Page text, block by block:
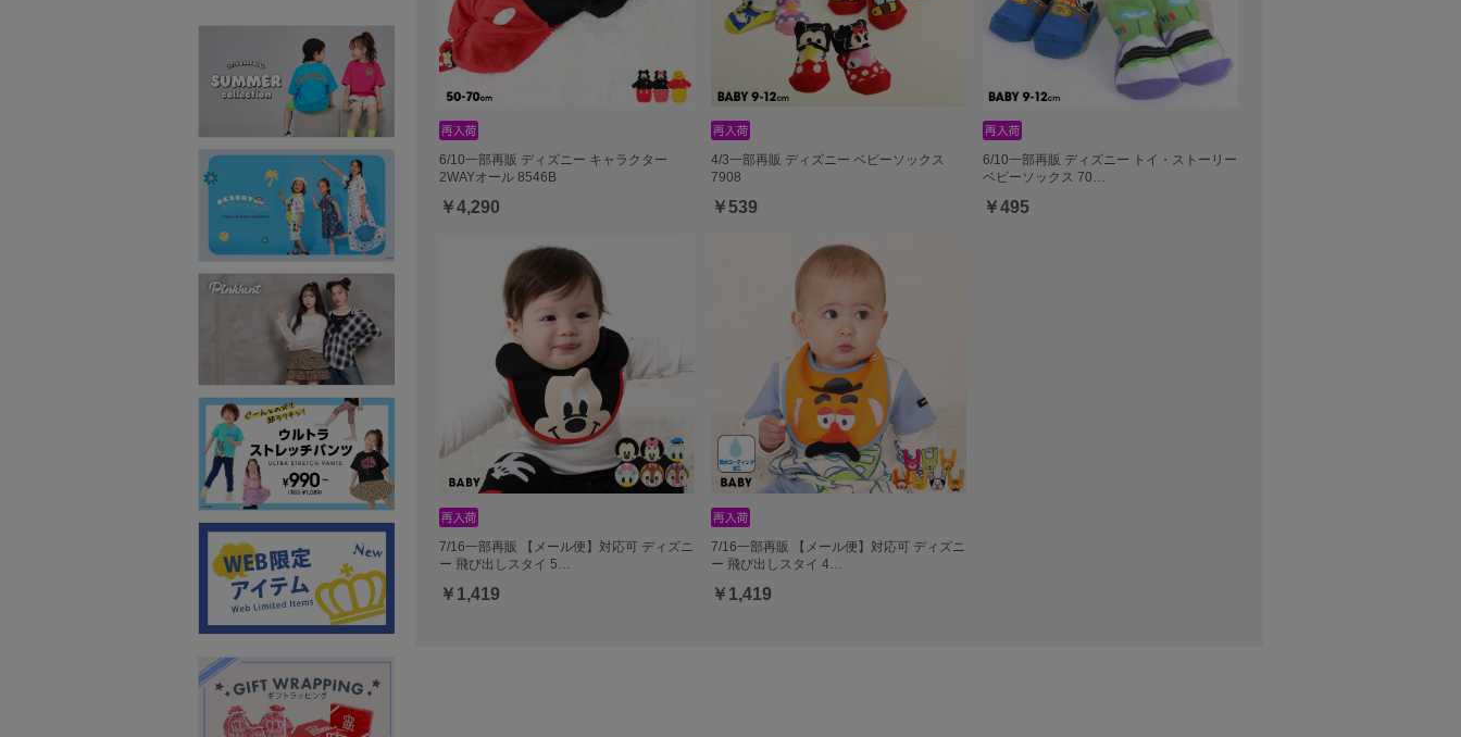
6/10一部再販 ディズニー キャラクター
2WAYオール 8546B
￥4,290
4/3一部再販 ディズニー ベビーソックス
7908
￥539
6/10一部再販 ディズニー トイ・ストーリー
ベビーソックス 70…
￥495
7/16一部再販 【メール便】対応可 ディズニ
ー 飛び出しスタイ 5…
￥1,419
7/16一部再販 【メール便】対応可 ディズニ
ー 飛び出しスタイ 4…
￥1,419